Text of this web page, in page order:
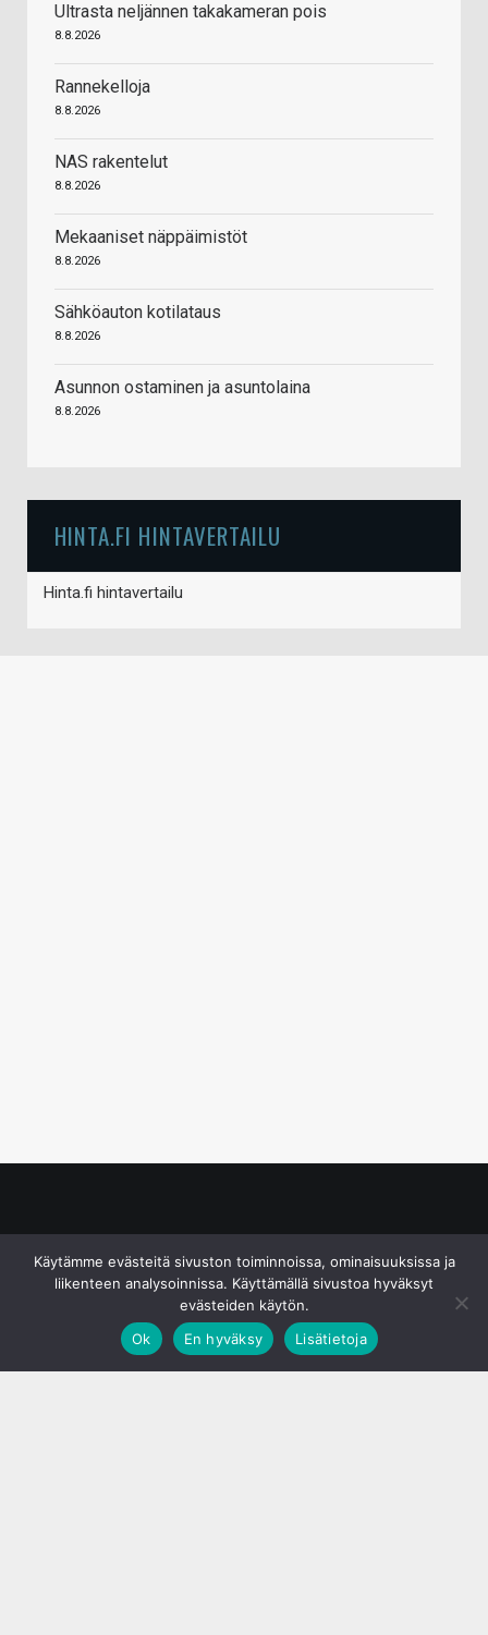
Ultrasta neljännen takakameran pois
8.8.2026
Rannekelloja
8.8.2026
NAS rakentelut
8.8.2026
Mekaaniset näppäimistöt
8.8.2026
Sähköauton kotilataus
8.8.2026
Asunnon ostaminen ja asuntolaina
8.8.2026
HINTA.FI HINTAVERTAILU
Hinta.fi hintavertailu
Käytämme evästeitä sivuston toiminnoissa, ominaisuuksissa ja
liikenteen analysoinnissa. Käyttämällä sivustoa hyväksyt
evästeiden käytön.
Ok
En hyväksy Lisätietoja